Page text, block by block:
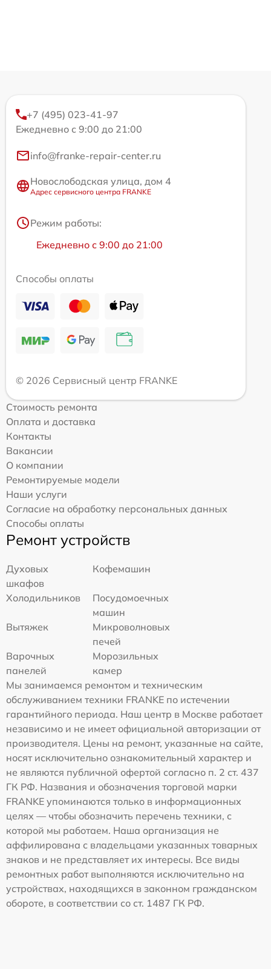
+7 (495) 023-41-97
Ежедневно с 9:00 до 21:00
info@franke-repair-center.ru
Новослободская улица, дом 4
Адрес сервисного центра FRANKE
Режим работы:
Ежедневно с 9:00 до 21:00
Способы оплаты
© 2026 Сервисный центр FRANKE
Стоимость ремонта
Оплата и доставка
Контакты
Вакансии
О компании
Ремонтируемые модели
Наши услуги
Согласие на обработку персональных данных
Способы оплаты
Ремонт устройств
Духовых
шкафов
Кофемашин
Холодильников
Посудомоечных
машин
Вытяжек
Микроволновых
печей
Варочных
панелей
Морозильных
камер
Мы занимаемся ремонтом и техническим
обслуживанием техники FRANKE по истечении
гарантийного периода. Наш центр в Москве работает
независимо и не имеет официальной авторизации от
производителя. Цены на ремонт, указанные на сайте,
носят исключительно ознакомительный характер и
не являются публичной офертой согласно п. 2 ст. 437
ГК РФ. Названия и обозначения торговой марки
FRANKE упоминаются только в информационных
целях — чтобы обозначить перечень техники, с
которой мы работаем. Наша организация не
аффилирована с владельцами указанных товарных
знаков и не представляет их интересы. Все виды
ремонтных работ выполняются исключительно на
устройствах, находящихся в законном гражданском
обороте, в соответствии со ст. 1487 ГК РФ.